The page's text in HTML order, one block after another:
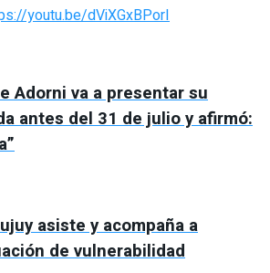
youtu.be/dViXGxBPorI
Adorni va a presentar su
antes del 31 de julio y afirmó:
asiste y acompaña a
de vulnerabilidad